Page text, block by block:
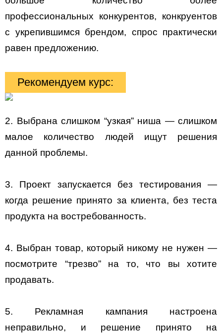
профессиональных конкурентов, конкруентов
с укрепившимся брендом, спрос практически
равен предложению.
Рекомендуем курс:
2. Выбрана слишком “узкая” ниша — слишком
малое количество людей ищут решения
данной проблемы.
3. Проект запускается без тестирования —
когда решение принято за клиента, без теста
продукта на востребованность.
4. Выбран товар, который никому не нужен —
посмотрите “трезво” на то, что вы хотите
продавать.
5. Рекламная кампания настроена
неправильно, и решение принято на